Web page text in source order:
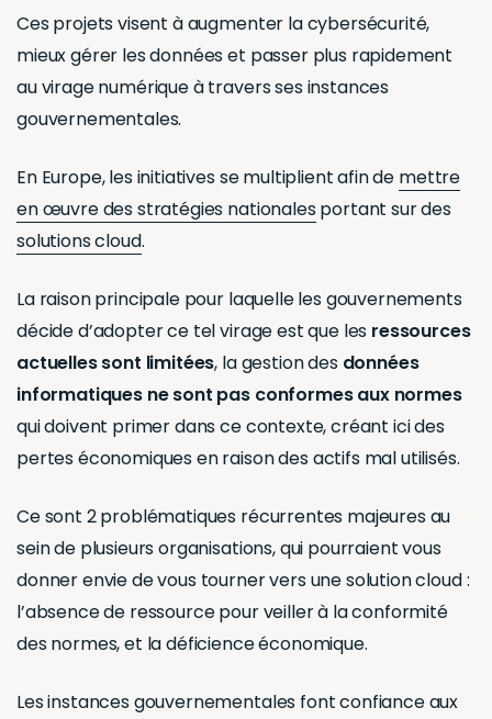
Ces projets visent à augmenter la cybersécurité,
mieux gérer les données et passer plus rapidement
au virage numérique à travers ses instances
gouvernementales.
En Europe, les initiatives se multiplient afin de mettre
en œuvre des stratégies nationalesportant sur des
solutions cloud.
La raison principale pour laquelle les gouvernements
décide d’adopter ce tel virage est que les ressources
actuelles sont limitées, la gestion des données
informatiques ne sont pas conformes aux normes
qui doivent primer dans ce contexte, créant ici des
pertes économiques en raison des actifs mal utilisés.
Ce sont 2 problématiques récurrentes majeures au
sein de plusieurs organisations, qui pourraient vous
donner envie de vous tourner vers une solution cloud :
l’absence de ressource pour veiller à la conformité
des normes, et la déficience économique.
Les instances gouvernementales font confiance aux